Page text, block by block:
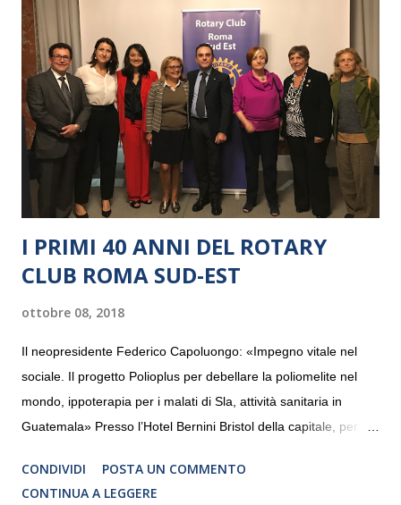
I PRIMI 40 ANNI DEL ROTARY
CLUB ROMA SUD-EST
ottobre 08, 2018
Il neopresidente Federico Capoluongo: «Impegno vitale nel
sociale. Il progetto Polioplus per debellare la poliomelite nel
mondo, ippoterapia per i malati di Sla, attività sanitaria in
Guatemala» Presso l’Hotel Bernini Bristol della capitale, per la
programmazione del Rotary Club Roma Sud-Est che festeggia
i quaranta anni di attività. Un’occasione per raccontare al
CONDIVIDI
POSTA UN COMMENTO
CONTINUA A LEGGERE